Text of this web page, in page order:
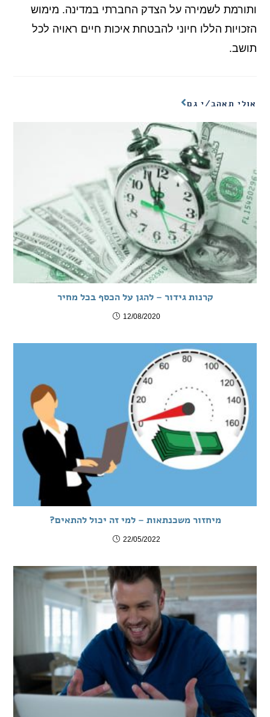
ותורמת לשמירה על הצדק החברתי במדינה. מימוש
הזכויות הללו חיוני להבטחת איכות חיים ראויה לכל
תושב.
אולי תאהב/י גם
קרנות גידור – להגן על הכסף בכל מחיר
12/08/2020
מיחזור משכנתאות – למי זה יכול להתאים?
22/05/2022